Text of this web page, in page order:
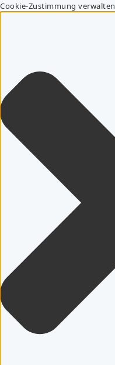
Cookie-Zustimmung verwalten